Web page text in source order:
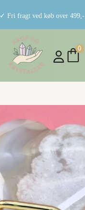
✓ Fri fragt ved køb over 499,-
0